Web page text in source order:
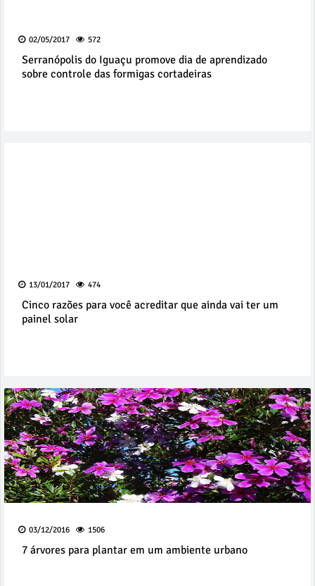
02/05/2017 572
Serranópolis do Iguaçu promove dia de aprendizado
sobre controle das formigas cortadeiras
13/01/2017 474
Cinco razões para você acreditar que ainda vai ter um
painel solar
03/12/2016 1506
7 árvores para plantar em um ambiente urbano